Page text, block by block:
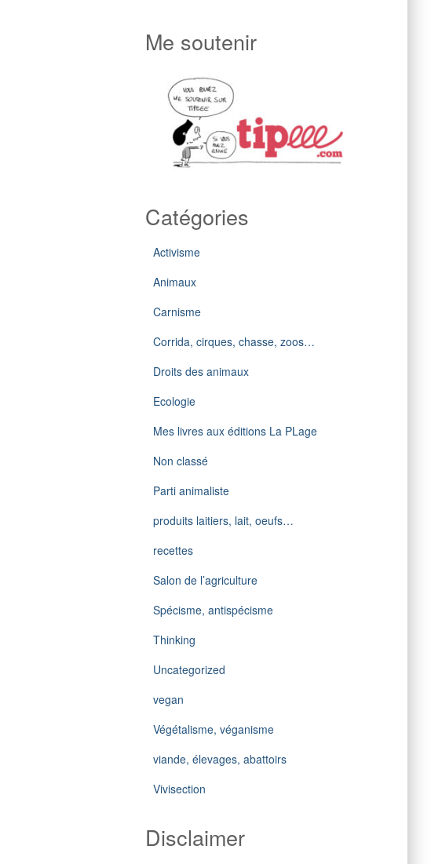
Me soutenir
Catégories
Activisme
Animaux
Carnisme
Corrida, cirques, chasse, zoos…
Droits des animaux
Ecologie
Mes livres aux éditions La PLage
Non classé
Parti animaliste
produits laitiers, lait, oeufs…
recettes
Salon de l’agriculture
Spécisme, antispécisme
Thinking
Uncategorized
vegan
Végétalisme, véganisme
viande, élevages, abattoirs
Vivisection
Disclaimer